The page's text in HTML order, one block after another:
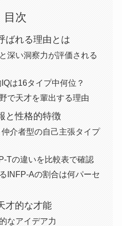
目次
ばれる理由とは
深い洞察力が評価される
は16タイプ中何位？
で天才を輩出する理由
と性格的特徴
介者型の自己主張タイプ
Tの違いを比較表で確認
INFP-Aの割合は何パーセ
才的な才能
なアイデア力